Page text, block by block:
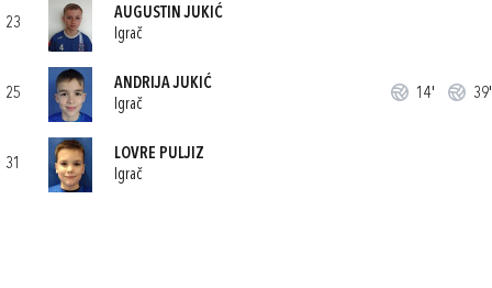
23
AUGUSTIN JUKIĆ
Igrač
25
ANDRIJA JUKIĆ
Igrač
14' 39'
31
LOVRE PULJIZ
Igrač